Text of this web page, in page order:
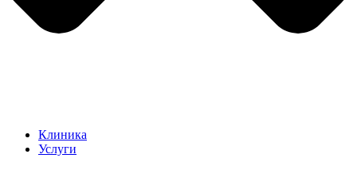
Клиника
Услуги